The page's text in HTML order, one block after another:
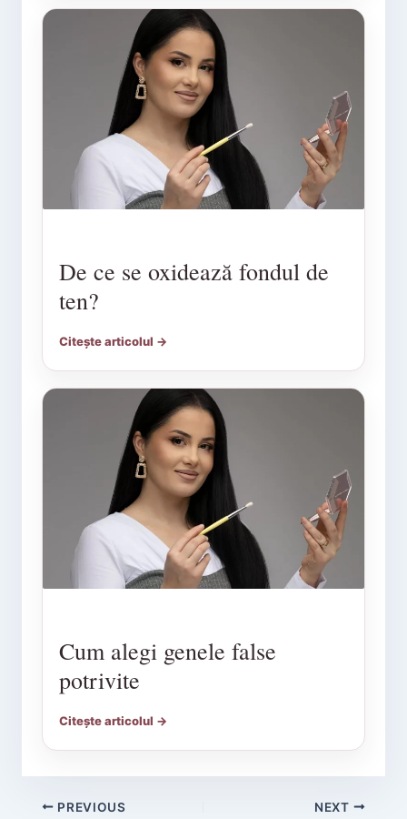
De ce se oxidează fondul de
ten?
Citește articolul →
Cum alegi genele false
potrivite
Citește articolul →
PREVIOUS NEXT